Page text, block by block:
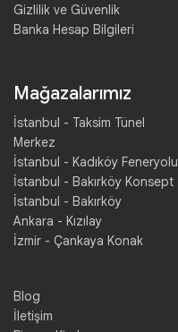
Gizlilik ve Güvenlik
Banka Hesap Bilgileri
Mağazalarımız
İstanbul - Taksim Tünel
Merkez
İstanbul - Kadıköy Feneryolu
İstanbul - Bakırköy Konsept
İstanbul - Bakırköy
Ankara - Kızılay
İzmir - Çankaya Konak
Blog
İletişim